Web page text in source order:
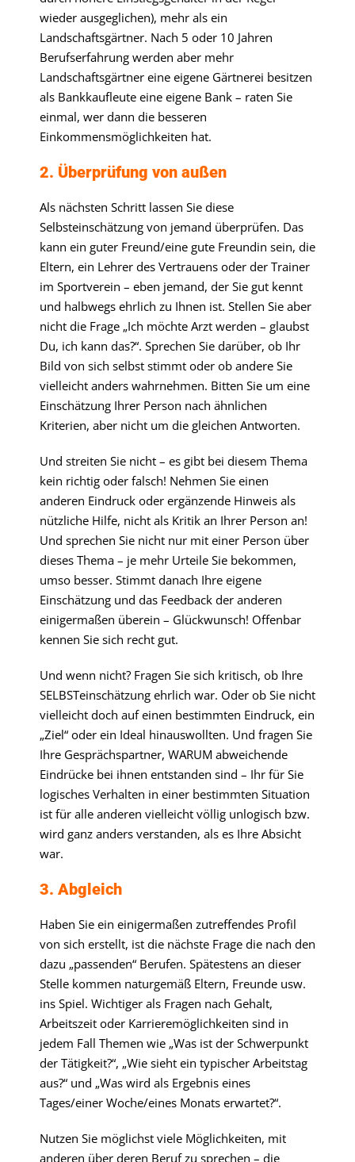
wieder ausgeglichen), mehr als ein
Landschaftsgärtner. Nach 5 oder 10 Jahren
Berufserfahrung werden aber mehr
Landschaftsgärtner eine eigene Gärtnerei besitzen
als Bankkaufleute eine eigene Bank – raten Sie
einmal, wer dann die besseren
Einkommensmöglichkeiten hat.
2. Überprüfung von außen
Als nächsten Schritt lassen Sie diese
Selbsteinschätzung von jemand überprüfen. Das
kann ein guter Freund/eine gute Freundin sein, die
Eltern, ein Lehrer des Vertrauens oder der Trainer
im Sportverein – eben jemand, der Sie gut kennt
und halbwegs ehrlich zu Ihnen ist. Stellen Sie aber
nicht die Frage „Ich möchte Arzt werden – glaubst
Du, ich kann das?“. Sprechen Sie darüber, ob Ihr
Bild von sich selbst stimmt oder ob andere Sie
vielleicht anders wahrnehmen. Bitten Sie um eine
Einschätzung Ihrer Person nach ähnlichen
Kriterien, aber nicht um die gleichen Antworten.
Und streiten Sie nicht – es gibt bei diesem Thema
kein richtig oder falsch! Nehmen Sie einen
anderen Eindruck oder ergänzende Hinweis als
nützliche Hilfe, nicht als Kritik an Ihrer Person an!
Und sprechen Sie nicht nur mit einer Person über
dieses Thema – je mehr Urteile Sie bekommen,
umso besser. Stimmt danach Ihre eigene
Einschätzung und das Feedback der anderen
einigermaßen überein – Glückwunsch! Offenbar
kennen Sie sich recht gut.
Und wenn nicht? Fragen Sie sich kritisch, ob Ihre
SELBSTeinschätzung ehrlich war. Oder ob Sie nicht
vielleicht doch auf einen bestimmten Eindruck, ein
„Ziel“ oder ein Ideal hinauswollten. Und fragen Sie
Ihre Gesprächspartner, WARUM abweichende
Eindrücke bei ihnen entstanden sind – Ihr für Sie
logisches Verhalten in einer bestimmten Situation
ist für alle anderen vielleicht völlig unlogisch bzw.
wird ganz anders verstanden, als es Ihre Absicht
war.
3. Abgleich
Haben Sie ein einigermaßen zutreffendes Profil
von sich erstellt, ist die nächste Frage die nach den
dazu „passenden“ Berufen. Spätestens an dieser
Stelle kommen naturgemäß Eltern, Freunde usw.
ins Spiel. Wichtiger als Fragen nach Gehalt,
Arbeitszeit oder Karrieremöglichkeiten sind in
jedem Fall Themen wie „Was ist der Schwerpunkt
der Tätigkeit?“, „Wie sieht ein typischer Arbeitstag
aus?“ und „Was wird als Ergebnis eines
Tages/einer Woche/eines Monats erwartet?“.
Nutzen Sie möglichst viele Möglichkeiten, mit
anderen über deren Beruf zu sprechen – die